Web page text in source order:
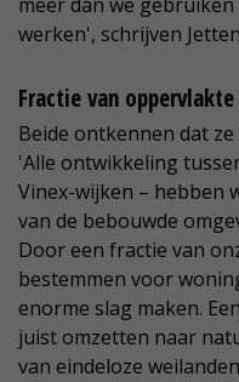
meer dan we
werken', schrijven
Fractie van oppervlakte
Beide ontkennen dat
'Alle ontwikkeling
Vinex-wijken – hebben
van de bebouwde
Door een fractie van
bestemmen voor
enorme slag maken.
juist omzetten naar
van eindeloze